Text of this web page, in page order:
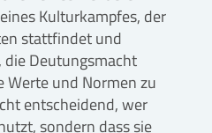
Kulturkampfes, der
stattfindet und
die Deutungsmacht
Werte und Normen zu
entscheidend, wer
sondern dass sie